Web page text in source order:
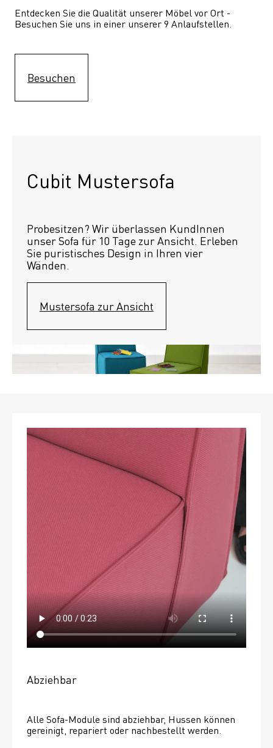
Entdecken Sie die Qualität unserer Möbel vor Ort -
Besuchen Sie uns in einer unserer 9 Anlaufstellen.
Besuchen
Cubit Mustersofa
Probesitzen? Wir überlassen KundInnen
unser Sofa für 10 Tage zur Ansicht. Erleben
Sie puristisches Design in Ihren vier
Wänden.
Mustersofa zur Ansicht
Abziehbar
Alle Sofa-Module sind abziehbar, Hussen können
gereinigt, repariert oder nachbestellt werden.